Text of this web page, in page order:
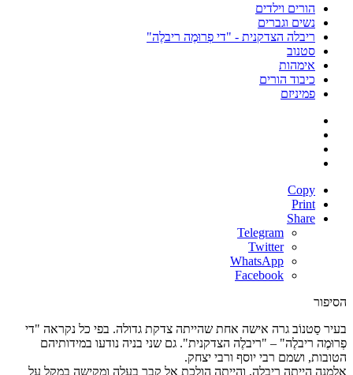
הורים וילדים
נשים וגברים
ריבלה הצדקנית - "די פְרוּמֶה ריבלֶה"
סטנוב
אימהות
כיבוד הורים
פמיניזם
Copy
Print
Share
Telegram
Twitter
WhatsApp
Facebook
הסיפור
בעיר סַטנוֹב גרה אישה אחת שהייתה צדקת גדולה. בפי כל נקראה "די
פְרוּמֶה ריבלֶה" – "ריבלֶה הצדקנית". גם שני בניה נודעו במידותיהם
הטובות, ושמם רבי יוסף ורבי יצחק.
אלמנה הייתה ריבלה, והייתה הולכת אל קבר בעלה ומקישה במקל על